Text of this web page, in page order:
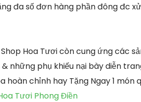
đa số đơn hàng phần đông đc
Hoa Tươi còn cung ứng các
những phụ khiếu nại bày diễn
chỉnh hay Tặng Ngay 1 món
Tươi Phong Điền